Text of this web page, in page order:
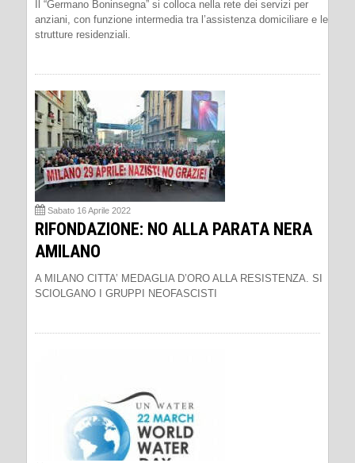
Il “Germano Boninsegna” si colloca nella rete dei servizi per
anziani, con funzione intermedia tra l’assistenza domiciliare e le
strutture residenziali.
Sabato 16 Aprile 2022
RIFONDAZIONE: NO ALLA PARATA NERA
AMILANO
A MILANO CITTA’ MEDAGLIA D’ORO ALLA RESISTENZA. SI
SCIOLGANO I GRUPPI NEOFASCISTI